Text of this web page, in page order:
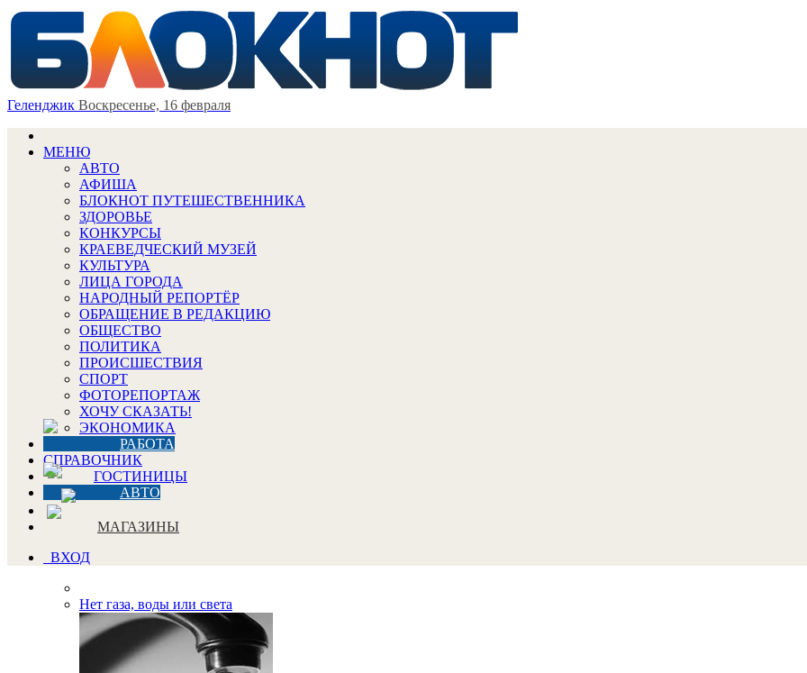
Геленджик Воскресенье, 16 февраля
МЕНЮ
АВТО
АФИША
БЛОКНОТ ПУТЕШЕСТВЕННИКА
ЗДОРОВЬЕ
КОНКУРСЫ
КРАЕВЕДЧЕСКИЙ МУЗЕЙ
КУЛЬТУРА
ЛИЦА ГОРОДА
НАРОДНЫЙ РЕПОРТЁР
ОБРАЩЕНИЕ В РЕДАКЦИЮ
ОБЩЕСТВО
ПОЛИТИКА
ПРОИСШЕСТВИЯ
СПОРТ
ФОТОРЕПОРТАЖ
ХОЧУ СКАЗАТЬ!
ЭКОНОМИКА
РАБОТА
СПРАВОЧНИК
ГОСТИНИЦЫ
АВТО
МАГАЗИНЫ
ВХОД
Нет газа, воды или света